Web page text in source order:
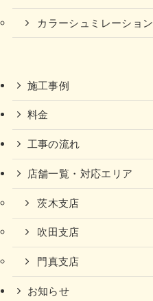
カラーシュミレーション
施工事例
料金
工事の流れ
店舗一覧・対応エリア
茨木支店
吹田支店
門真支店
お知らせ